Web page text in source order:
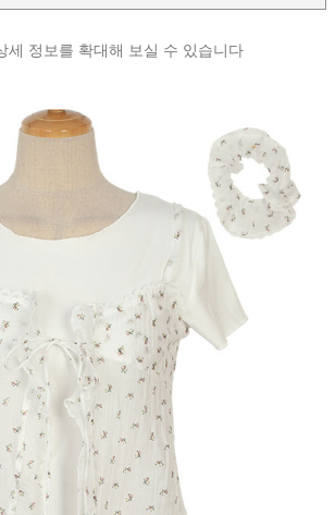
로
PAYCO 바로
세 정보를 확대해 보실 수 있습니다